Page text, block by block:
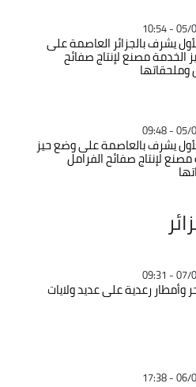
يشرف بالجزائر العاصمة على
مصنع لإنتاج صفائح
يشرف بالعاصمة على وضع حيز
لإنتاج صفائح الفرامل
رعدية على عديد ولايات